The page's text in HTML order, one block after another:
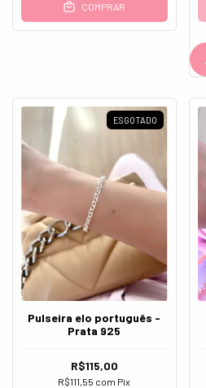
COMPRAR
ESGOTADO
Pulseira elo português -
Prata 925
R$115,00
R$111,55 com Pix